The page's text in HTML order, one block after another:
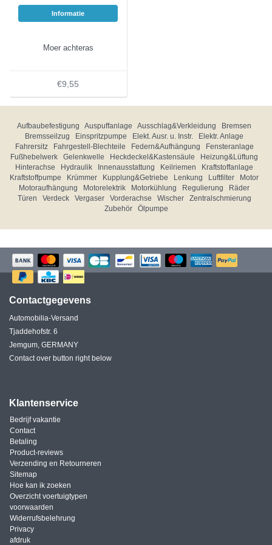
Informatie
Moer achteras
€9,55
Aufbaubefestigung Auspuffanlage Ausschlag&Verkleidung
Bremsen
Bremsseilzug
Einspritzpumpe Elekt. Ausr. u. Instr.
Elektr. Anlage
Fahrersitz
Fahrgestell-Blechteile Federn&Aufhängung
Fensteranlage
Fußhebelwerk
Gelenkwelle Heckdeckel&Kastensäule
Heizung&Lüftung
Hinterachse
Hydraulik Innenausstattung Keilriemen
Kraftstoffanlage
Kraftstoffpumpe
Krümmer Kupplung&Getriebe Lenkung Luftfilter
Motor
Motoraufhängung
Motorelektrik Motorkühlung Regulierung
Räder
Türen
Verdeck Vergaser Vorderachse Wischer
Zentralschmierung
Zubehör
Ölpumpe
Contactgegevens
Automobilia-Versand
Tjaddehofstr. 6
Jemgum, GERMANY
Contact over button right below
Klantenservice
Bedrijf vakantie
Contact
Betaling
Product-reviews
Verzending en Retourneren
Sitemap
Hoe kan ik zoeken
Overzicht voertuigtypen
voorwaarden
Widerrufsbelehrung
Privacy
afdruk